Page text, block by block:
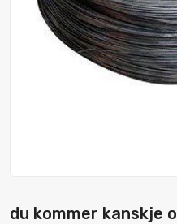
du kommer kanskje